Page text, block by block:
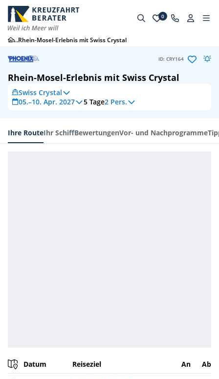
0
...Rhein-Mosel-Erlebnis mit Swiss Crystal
ID: CRY164
Rhein-Mosel-Erlebnis mit Swiss Crystal
Swiss Crystal
05.–10. Apr. 2027
5 Tage2 Pers.
Ihre RouteIhr SchiffBewertungenVor- und Nachprogramme
Datum Reiseziel An Ab